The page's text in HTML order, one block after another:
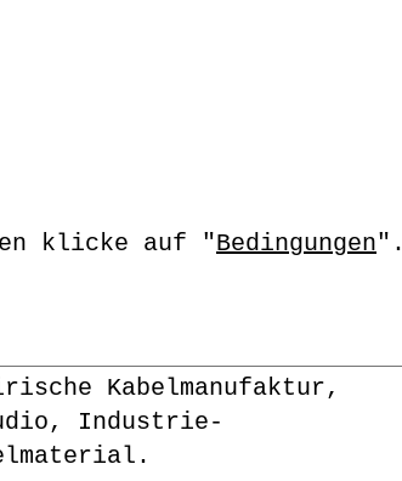
klicke auf "Bedingungen".
Kabelmanufaktur,
Industrie-